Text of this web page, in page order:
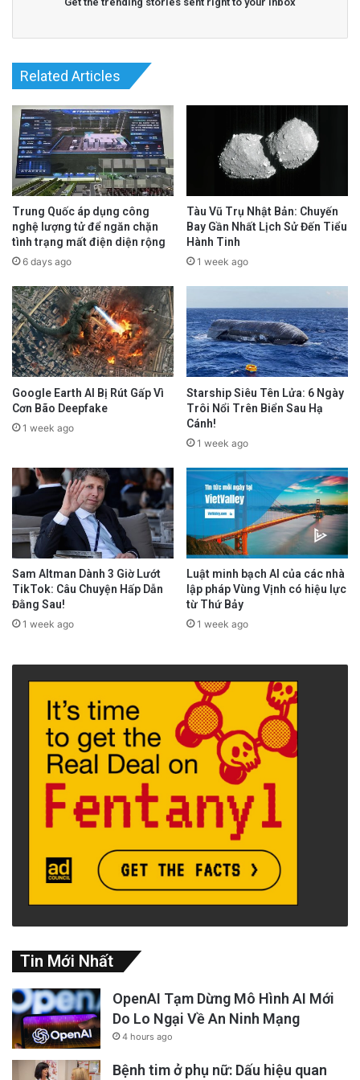
Related Articles
Trung Quốc áp dụng công
nghệ lượng tử để ngăn chặn
tình trạng mất điện diện rộng
6 days ago
Tàu Vũ Trụ Nhật Bản: Chuyến
Bay Gần Nhất Lịch Sử Đến Tiểu
Hành Tinh
1 week ago
Google Earth AI Bị Rút Gấp Vì
Cơn Bão Deepfake
1 week ago
Starship Siêu Tên Lửa: 6 Ngày
Trôi Nổi Trên Biển Sau Hạ
Cánh!
1 week ago
Sam Altman Dành 3 Giờ Lướt
TikTok: Câu Chuyện Hấp Dẫn
Đằng Sau!
1 week ago
Luật minh bạch AI của các nhà
lập pháp Vùng Vịnh có hiệu lực
từ Thứ Bảy
1 week ago
Tin Mới Nhất
OpenAI Tạm Dừng Mô Hình AI Mới
Do Lo Ngại Về An Ninh Mạng
4 hours ago
Bệnh tim ở phụ nữ: Dấu hiệu quan